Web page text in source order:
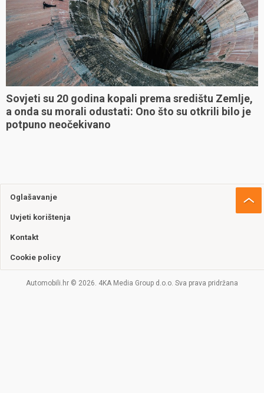
Sovjeti su 20 godina kopali prema središtu Zemlje,
a onda su morali odustati: Ono što su otkrili bilo je
potpuno neočekivano
Oglašavanje
Uvjeti korištenja
Kontakt
Cookie policy
Automobili.hr © 2026. 4KA Media Group d.o.o. Sva prava pridržana